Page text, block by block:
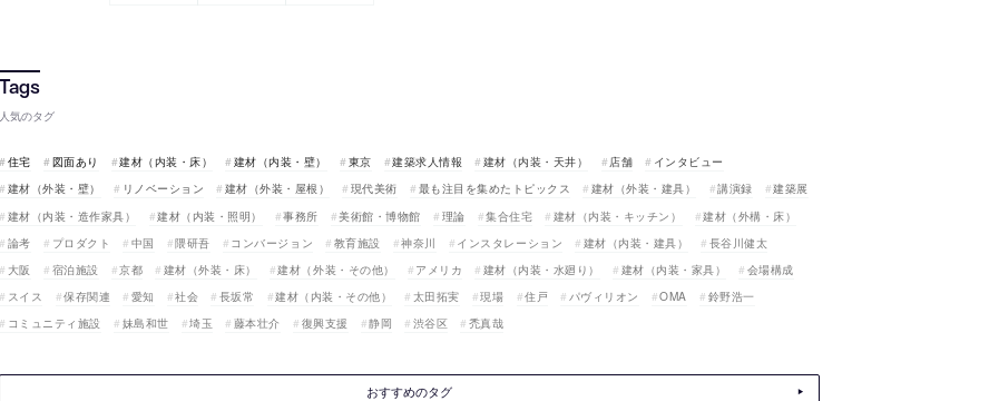
人気のタグ
住宅 図面あり 建材（内装・床） 建材（内装・壁） 東京 建築求人情報 建材（内装・天井） 店舗
インタビュー
建材（外装・壁）
リノベーション 建材（外装・屋根） 現代美術 最も注目を集めたトピックス 建材（外装・建具） 講演録
建築展
建材（内装・造作家具）
建材（内装・照明） 事務所 美術館・博物館 理論 集合住宅 建材（内装・キッチン）
建材（外構・床）
論考
プロダクト 中国 隈研吾 コンバージョン 教育施設 神奈川 インスタレーション 建材（内装・建具）
長谷川健太
大阪
宿泊施設 京都 建材（外装・床） 建材（外装・その他） アメリカ 建材（内装・水廻り） 建材（内装・家具）
会場構成
スイス
保存関連 愛知 社会 長坂常 建材（内装・その他） 太田拓実 現場 住戸 パヴィリオン OMA
鈴野浩一
コミュニティ施設
妹島和世 埼玉 藤本壮介 復興支援 静岡 渋谷区 禿真哉
おすすめのタグ